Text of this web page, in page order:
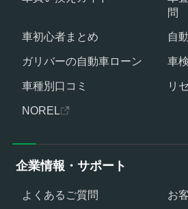
問
車初心者まとめ
自
ガリバーの自動車ローン
車
車種別口コミ
リ
NOREL
企業情報・サポート
よくあるご質問
お